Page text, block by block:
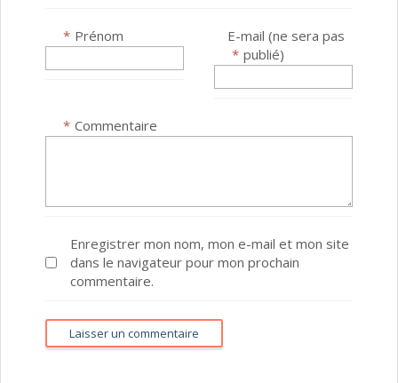
Commentaire
*
Prénom
*
E-mail (ne sera pas
publié)
*
Enregistrer mon nom, mon e-mail et mon site
dans le navigateur pour mon prochain
commentaire.